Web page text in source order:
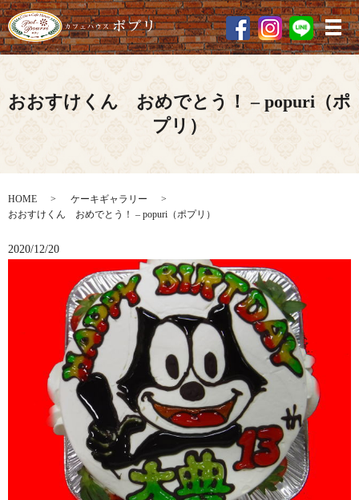
メ
おおすけくん おめでとう！ – popuri（ポ
プリ）
HOME
ケーキギャラリー
おおすけくん おめでとう！ – popuri（ポプリ）
2020/12/20